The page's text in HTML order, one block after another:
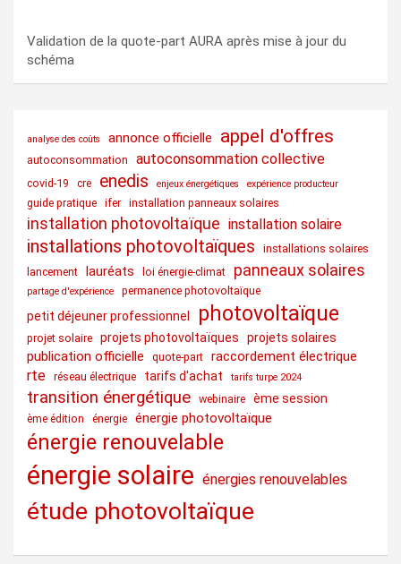
Validation de la quote-part AURA après mise à jour du
schéma
analyse des coûts annonce officielle appel d'offres
autoconsommation autoconsommation collective
covid-19 cre enedis enjeux énergétiques expérience producteur
guide pratique ifer installation panneaux solaires
installation photovoltaïque installation solaire
installations photovoltaïques
installations solaires
lancement lauréats loi énergie-climat panneaux solaires
partage d'expérience permanence photovoltaïque
petit déjeuner professionnel photovoltaïque
projet solaire projets photovoltaïques projets solaires
publication officielle quote-part raccordement électrique
rte réseau électrique tarifs d'achat tarifs turpe 2024
transition énergétique webinaire ème session
ème édition énergie énergie photovoltaïque
énergie renouvelable
énergie solaire énergies renouvelables
étude photovoltaïque